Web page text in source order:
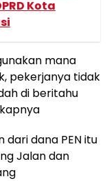
Kota
mana
pekerjanya tidak
di beritahu
dana PEN itu
Jalan dan